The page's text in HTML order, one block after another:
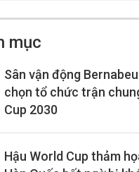
mục
Sân vận động
chọn tổ chức trận
Cup 2030
Hậu World Cup thảm